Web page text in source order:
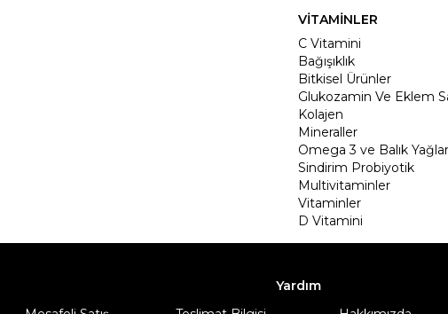
VİTAMİNLER
C Vitamini
Bağışıklık
Bitkisel Ürünler
Glukozamin Ve Eklem
Kolajen
Mineraller
Omega 3 ve Balık
Sindirim Probiyotik
Multivitaminler
Vitaminler
D Vitamini
Yardım